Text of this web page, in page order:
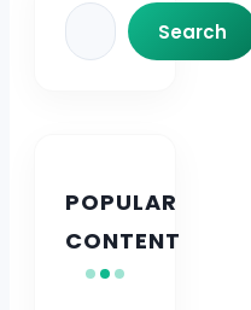
Search
Search
POPULAR
CONTENT